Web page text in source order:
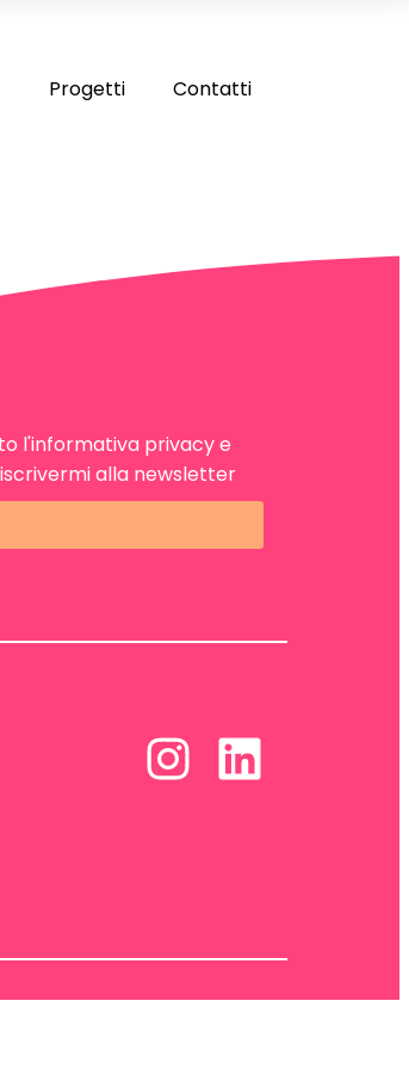
Progetti Contatti
l'informativa privacye
alla newsletter